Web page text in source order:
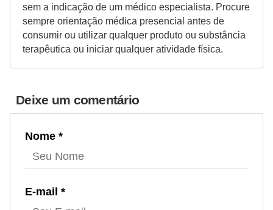
sem a indicação de um médico especialista. Procure
sempre orientação médica presencial antes de
consumir ou utilizar qualquer produto ou substância
terapêutica ou iniciar qualquer atividade física.
Deixe um comentário
Nome *
E-mail *